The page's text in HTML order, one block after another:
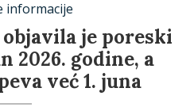
informacije
je poreski
2026. godine, a
već 1. juna